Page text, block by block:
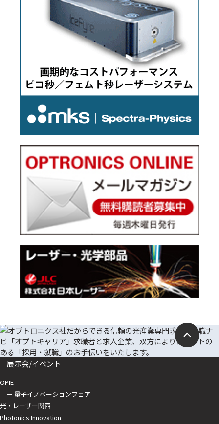
展示会/イベント
OPIE
ー 量子イノベーションフェア
光・レーザー関西
Photonics Innovation